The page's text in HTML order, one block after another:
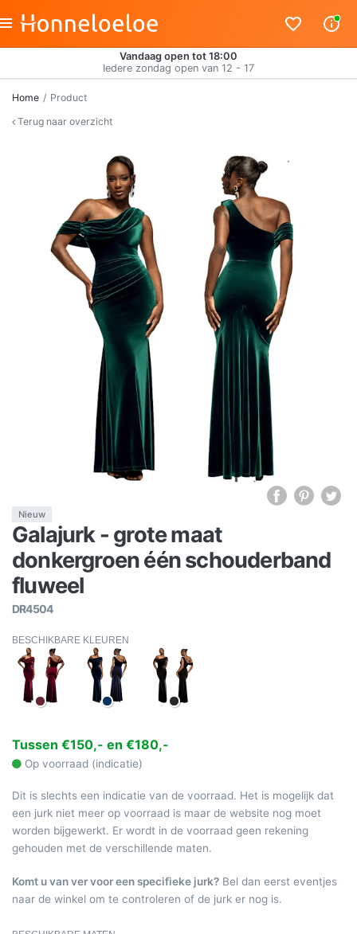
Vandaag open tot 18:00
Iedere zondag open van 12 - 17
Home
Product
Terug naar overzicht
Nieuw
Galajurk - grote maat
donkergroen één schouderband
fluweel
DR4504
BESCHIKBARE KLEUREN
Tussen €150,- en €180,-
Op voorraad (indicatie)
Dit is slechts een indicatie van de voorraad. Het is mogelijk dat
een jurk niet meer op voorraad is maar de website nog moet
worden bijgewerkt. Er wordt in de voorraad geen rekening
gehouden met de verschillende maten.
Komt u van ver voor een specifieke jurk? Bel dan eerst eventjes
naar de winkel om te controleren of de jurk er nog is.